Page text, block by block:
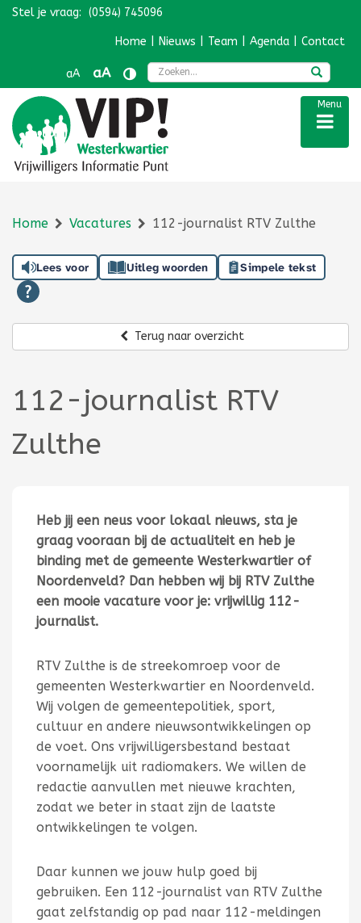
Navigatie overslaan
Stel je vraag: (0594) 745096
Home Nieuws Team Agenda Contact
aA aA
Menu
Home Vacatures 112-journalist RTV Zulthe
Lees voor Uitleg woorden Simpele tekst
Terug naar overzicht
112-journalist RTV
Zulthe
Heb jij een neus voor lokaal nieuws, sta je
graag vooraan bij de actualiteit en heb je
binding met de gemeente Westerkwartier of
Noordenveld? Dan hebben wij bij RTV Zulthe
een mooie vacature voor je: vrijwillig 112-
journalist.
RTV Zulthe is de streekomroep voor de
gemeenten Westerkwartier en Noordenveld.
Wij volgen de gemeentepolitiek, sport,
cultuur en andere nieuwsontwikkelingen op
de voet. Ons vrijwilligersbestand bestaat
voornamelijk uit radiomakers. We willen de
redactie aanvullen met nieuwe krachten,
zodat we beter in staat zijn de laatste
ontwikkelingen te volgen.
Daar kunnen we jouw hulp goed bij
gebruiken. Een 112-journalist van RTV Zulthe
gaat zelfstandig op pad naar 112-meldingen